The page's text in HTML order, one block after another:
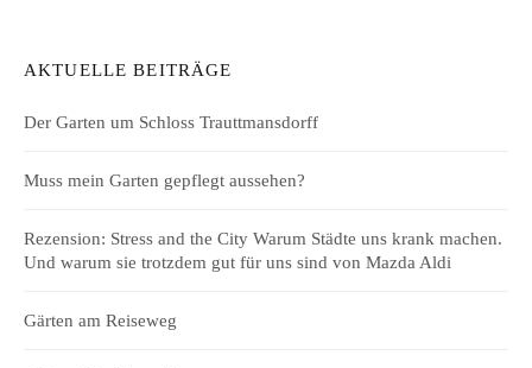
AKTUELLE BEITRÄGE
Der Garten um Schloss Trauttmansdorff
Muss mein Garten gepflegt aussehen?
Rezension: Stress and the City Warum Städte uns krank machen.
Und warum sie trotzdem gut für uns sind von Mazda Aldi
Gärten am Reiseweg